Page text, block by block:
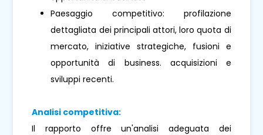
Paesaggio competitivo: profilazione
dettagliata dei principali attori, loro quota di
mercato, iniziative strategiche, fusioni e
opportunità di business. acquisizioni e
sviluppi recenti.
Analisi competitiva:
Il rapporto offre un'analisi adeguata dei